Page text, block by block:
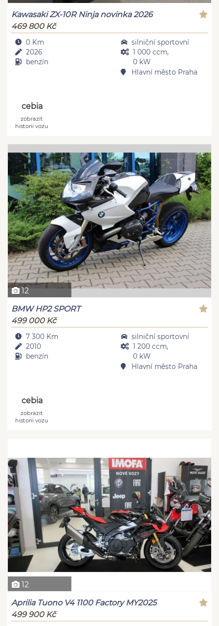
Kawasaki ZX-10R Ninja novinka 2026
469 800 Kč
0 Km
2026
benzín
silniční sportovní
1 000 ccm,
0 kW
Hlavní město Praha
cebia
zobrazit
historii vozu
12
BMW HP2 SPORT
499 000 Kč
7 300 Km
2010
benzín
silniční sportovní
1 200 ccm,
0 kW
Hlavní město Praha
cebia
zobrazit
historii vozu
12
Aprilia Tuono V4 1100 Factory MY2025
499 900 Kč